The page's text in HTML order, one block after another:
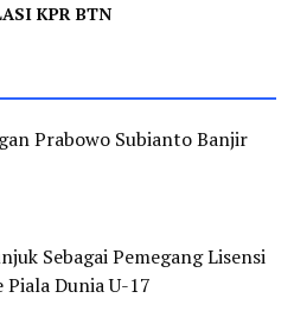
KPR BTN
Prabowo Subianto Banjir
Sebagai Pemegang Lisensi
Piala Dunia U-17